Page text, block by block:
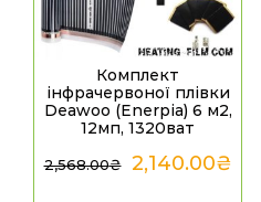
Комплект
інфрачервоної плівки
Deawoo (Enerpia) 6 м2,
12мп, 1320ват
2,568.00₴ 2,140.00₴